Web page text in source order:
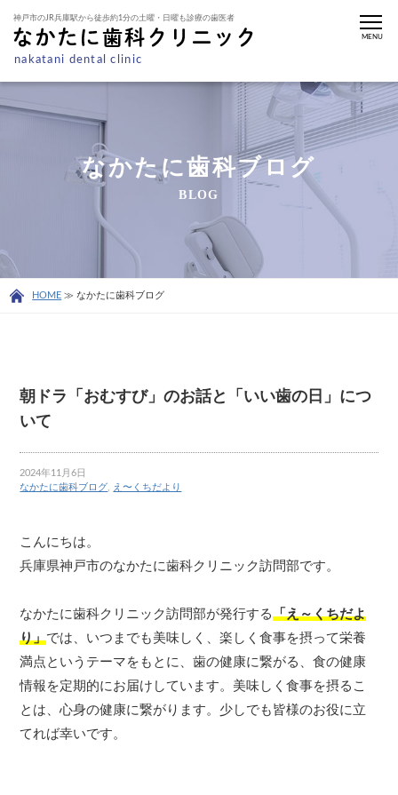
神戸市のJR兵庫駅から徒歩約1分の土曜・日曜も診療の歯医者
nakatani dental clinic
MENU
なかたに歯科ブログ
BLOG
HOME ≫ なかたに歯科ブログ
朝ドラ「おむすび」のお話と「いい歯の日」につ
いて
2024年11月6日
なかたに歯科ブログ
え〜くちだより
こんにちは。
兵庫県神戸市のなかたに歯科クリニック訪問部です。
なかたに歯科クリニック訪問部が発行する「え～くちだよ
り」では、いつまでも美味しく、楽しく食事を摂って栄養
満点というテーマをもとに、歯の健康に繋がる、食の健康
情報を定期的にお届けしています。美味しく食事を摂るこ
とは、心身の健康に繋がります。少しでも皆様のお役に立
てれば幸いです。